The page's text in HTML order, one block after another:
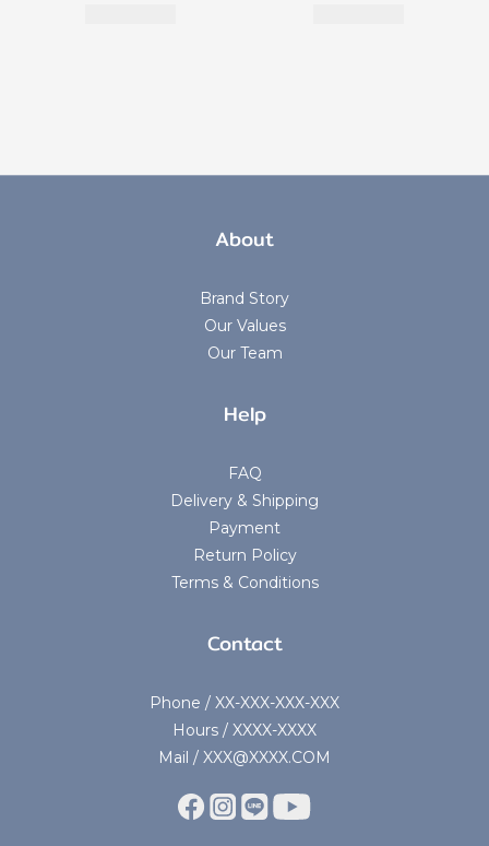
About
Brand Story
Our Values
Our Team
Help
FAQ
Delivery & Shipping
Payment
Return Policy
Terms & Conditions
Contact
Phone / XX-XXX-XXX-XXX
Hours / XXXX-XXXX
Mail / XXX@XXXX.COM